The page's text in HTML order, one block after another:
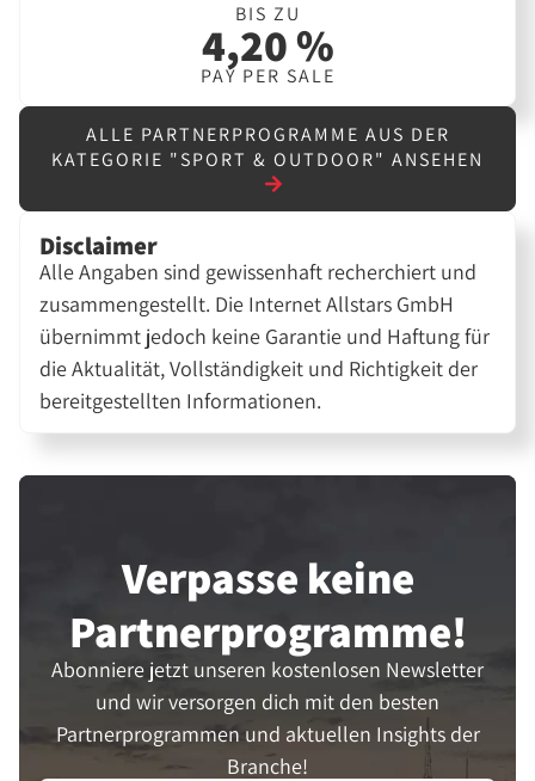
BIS ZU
4,20 %
PAY PER SALE
ALLE PARTNERPROGRAMME AUS DER
KATEGORIE "SPORT & OUTDOOR" ANSEHEN
Disclaimer
Alle Angaben sind gewissenhaft recherchiert und
zusammengestellt. Die Internet Allstars GmbH
übernimmt jedoch keine Garantie und Haftung für
die Aktualität, Vollständigkeit und Richtigkeit der
bereitgestellten Informationen.
Verpasse keine
Partner­programme!
Abonniere jetzt unseren kostenlosen Newsletter
und wir versorgen dich mit den besten
Partnerprogrammen und aktuellen Insights der
Branche!